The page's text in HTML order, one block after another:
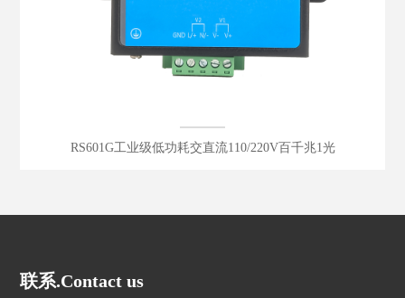
RS601G工业级低功耗交直流110/220V百千兆1光
联系.Contact us